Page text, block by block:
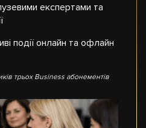
експертами та
події онлайн та офлайн
трьох Business абонементів